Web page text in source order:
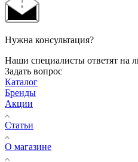
Нужна консультация?
Наши специалисты ответят на
Задать вопрос
Каталог
Бренды
Акции
Статьи
О магазине